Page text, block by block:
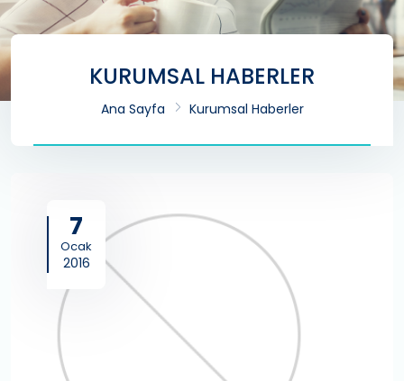
KURUMSAL HABERLER
Ana Sayfa Kurumsal Haberler
7
Ocak
2016